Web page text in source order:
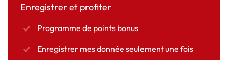
Enregistrer et profiter
Programme de points bonus
Enregistrer mes donnée seulement une fois